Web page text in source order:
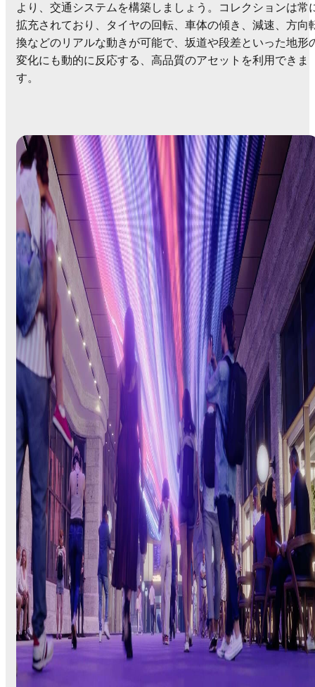
より、交通システムを構築しましょう。コレクションは常
拡充されており、タイヤの回転、車体の傾き、減速、方向
換などのリアルな動きが可能で、坂道や段差といった地形
変化にも動的に反応する、高品質のアセットを利用できま
す。